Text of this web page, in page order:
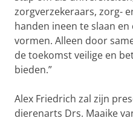
zorgverzekeraars, zorg-
handen ineen te slaan
vormen. Alleen door
de toekomst veilige en
bieden.”
Alex Friedrich zal zijn
dierenarts Drs. Maaike